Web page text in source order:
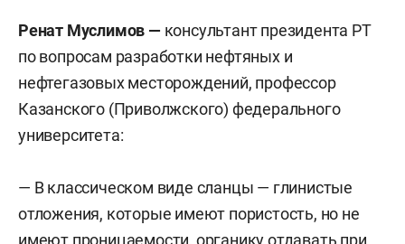
Ренат Муслимов — консультант президента РТ
по вопросам разработки нефтяных и
нефтегазовых месторождений, профессор
Казанского (Приволжского) федерального
университета:
— В классическом виде сланцы — глинистые
отложения, которые имеют пористость, но не
имеют проницаемости, органику отдавать при